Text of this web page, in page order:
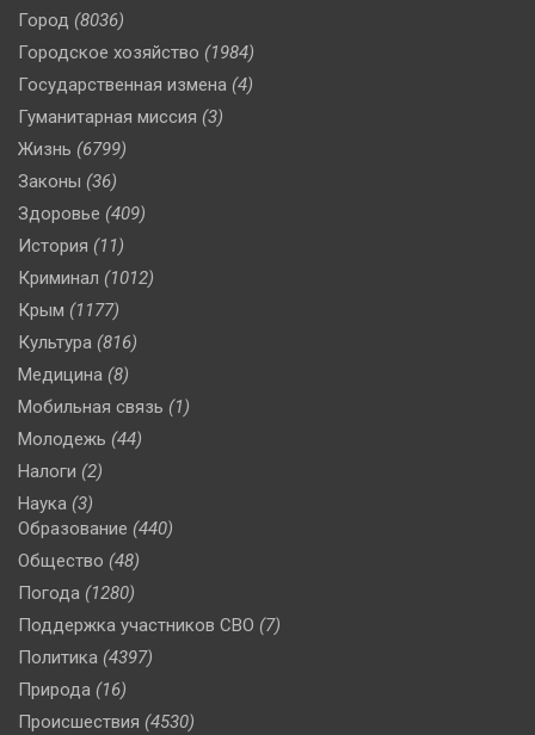
Город (8036)
Городское хозяйство (1984)
Государственная измена (4)
Гуманитарная миссия (3)
Жизнь (6799)
Законы (36)
Здоровье (409)
История (11)
Криминал (1012)
Крым (1177)
Культура (816)
Медицина (8)
Мобильная связь (1)
Молодежь (44)
Налоги (2)
Наука (3)
Образование (440)
Общество (48)
Погода (1280)
Поддержка участников СВО (7)
Политика (4397)
Природа (16)
Происшествия (4530)